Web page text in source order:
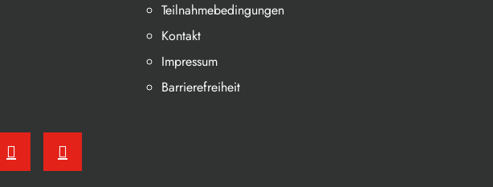
Teilnahmebedingungen
Kontakt
Impressum
Barrierefreiheit